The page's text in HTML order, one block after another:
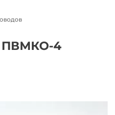
ПВМКО-4